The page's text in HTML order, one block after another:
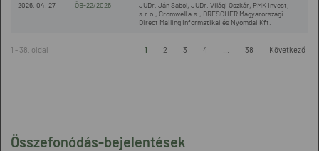
Összefonódás-bejelentések
2026. 04. 27 ÖB-22/2026
JUDr. Ján Sabol, JUDr. Világi Oszkár, PMK Invest,
s.r.o., Cromwell a.s., DRESCHER Magyarországi
Direct Mailing Informatikai és Nyomdai Kft.
1 - 38. oldal 1 2 3 4 38 Következő